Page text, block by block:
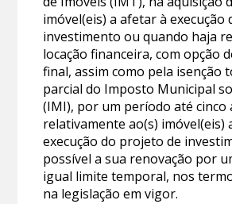
imóvel(eis) a afetar à execução
investimento ou quando haja
locação financeira, com opção
final, assim como pela isenção
parcial do Imposto Municipal
(IMI), por um período até cinco
relativamente ao(s) imóvel(eis)
execução do projeto de
possível a sua renovação por
igual limite temporal, nos
na legislação em vigor.